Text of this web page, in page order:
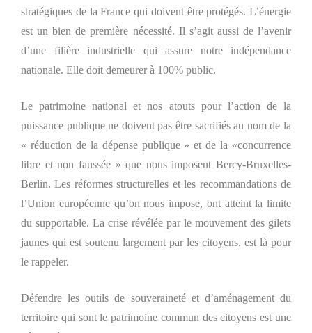
stratégiques de la France qui doivent être protégés. L’énergie
est un bien de première nécessité. Il s’agit aussi de l’avenir
d’une filière industrielle qui assure notre indépendance
nationale. Elle doit demeurer à 100% public.
Le patrimoine national et nos atouts pour l’action de la
puissance publique ne doivent pas être sacrifiés au nom de la
« réduction de la dépense publique » et de la «concurrence
libre et non faussée » que nous imposent Bercy-Bruxelles-
Berlin. Les réformes structurelles et les recommandations de
l’Union européenne qu’on nous impose, ont atteint la limite
du supportable. La crise révélée par le mouvement des gilets
jaunes qui est soutenu largement par les citoyens, est là pour
le rappeler.
Défendre les outils de souveraineté et d’aménagement du
territoire qui sont le patrimoine commun des citoyens est une